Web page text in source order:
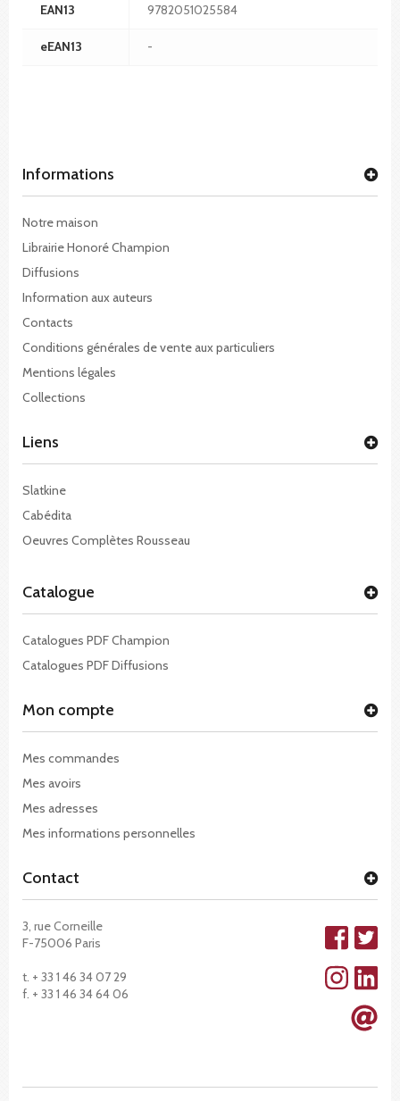
EAN13 9782051025584
eEAN13 -
Informations
Notre maison
Librairie Honoré Champion
Diffusions
Information aux auteurs
Contacts
Conditions générales de vente aux particuliers
Mentions légales
Collections
Liens
Slatkine
Cabédita
Oeuvres Complètes Rousseau
Catalogue
Catalogues PDF Champion
Catalogues PDF Diffusions
Mon compte
Mes commandes
Mes avoirs
Mes adresses
Mes informations personnelles
Contact
3, rue Corneille
F-75006 Paris
t. + 33 1 46 34 07 29
f. + 33 1 46 34 64 06